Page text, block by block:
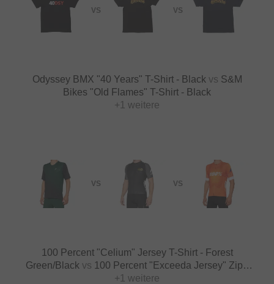
VS VS
Odyssey BMX "40 Years" T-Shirt - Black vs S&M
Bikes "Old Flames" T-Shirt - Black
+1 weitere
VS VS
100 Percent "Celium" Jersey T-Shirt - Forest
Green/Black vs 100 Percent "Exceeda Jersey" Zipp
T-Shirt - Black/Charcoal
+1 weitere